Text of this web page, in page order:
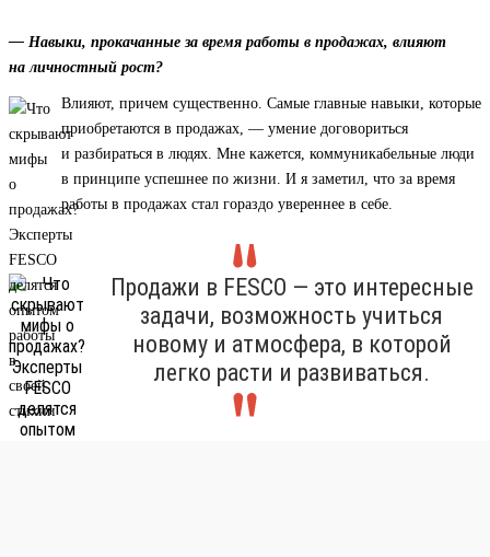
— Навыки, прокачанные за время работы в продажах, влияют
на личностный рост?
Влияют, причем существенно. Самые главные навыки, которые
приобретаются в продажах, — умение договориться
и разбираться в людях. Мне кажется, коммуникабельные люди
в принципе успешнее по жизни. И я заметил, что за время
работы в продажах стал гораздо увереннее в себе.
Продажи в FESCO — это интересные
задачи, возможность учиться
новому и атмосфера, в которой
легко расти и развиваться.